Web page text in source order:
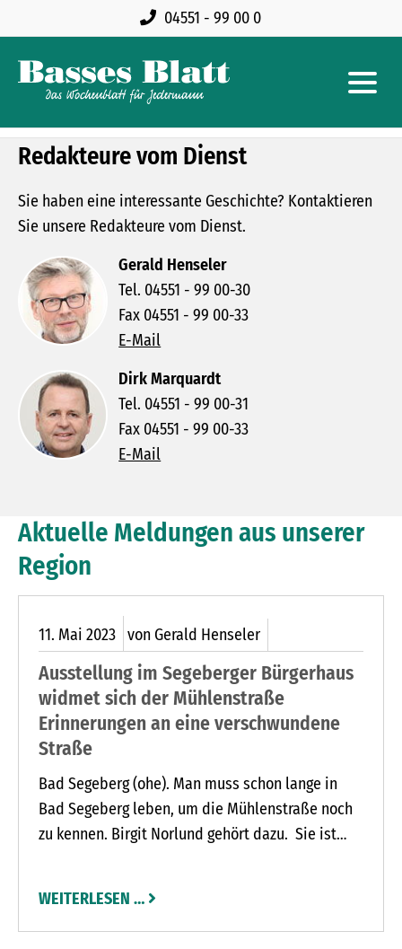
04551 - 99 00 0
Redakteure vom Dienst
Sie haben eine interessante Geschichte? Kontaktieren
Sie unsere Redakteure vom Dienst.
Gerald Henseler
Tel. 04551 - 99 00-30
Fax 04551 - 99 00-33
E-Mail
Dirk Marquardt
Tel. 04551 - 99 00-31
Fax 04551 - 99 00-33
E-Mail
Aktuelle Meldungen aus unserer
Region
11. Mai 2023 von Gerald Henseler
Ausstellung im Segeberger Bürgerhaus
widmet sich der Mühlenstraße
Erinnerungen an eine verschwundene
Straße
Bad Segeberg (ohe). Man muss schon lange in
Bad Segeberg leben, um die Mühlenstraße noch
zu kennen. Birgit Norlund gehört dazu. Sie ist
in Bullerbü. In der angrenzenden Trave haben wir
im Sommer gebadet. Die Jungs haben Flöße
WEITERLESEN …